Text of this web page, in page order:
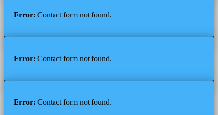
Error: Contact form not found.
Error: Contact form not found.
Error: Contact form not found.